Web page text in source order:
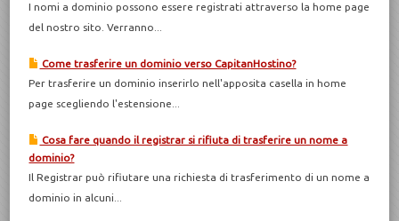
I nomi a dominio possono essere registrati attraverso la home page
del nostro sito. Verranno...
Come trasferire un dominio verso CapitanHostino?
Per trasferire un dominio inserirlo nell'apposita casella in home
page scegliendo l'estensione...
Cosa fare quando il registrar si rifiuta di trasferire un nome a
dominio?
Il Registrar può rifiutare una richiesta di trasferimento di un nome a
dominio in alcuni...